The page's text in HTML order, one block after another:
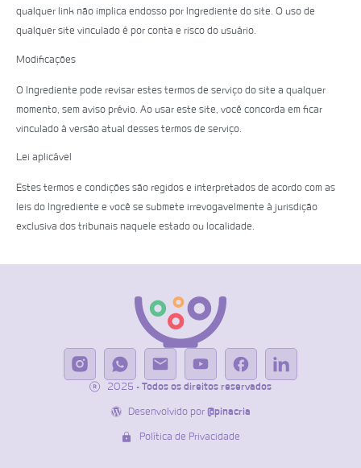
qualquer link não implica endosso por Ingrediente do site. O uso de
qualquer site vinculado é por conta e risco do usuário.
Modificações
O Ingrediente pode revisar estes termos de serviço do site a qualquer
momento, sem aviso prévio. Ao usar este site, você concorda em ficar
vinculado à versão atual desses termos de serviço.
Lei aplicável
Estes termos e condições são regidos e interpretados de acordo com as
leis do Ingrediente e você se submete irrevogavelmente à jurisdição
exclusiva dos tribunais naquele estado ou localidade.
2025 • Todos os direitos reservados
Desenvolvido por @pinacria
Política de Privacidade